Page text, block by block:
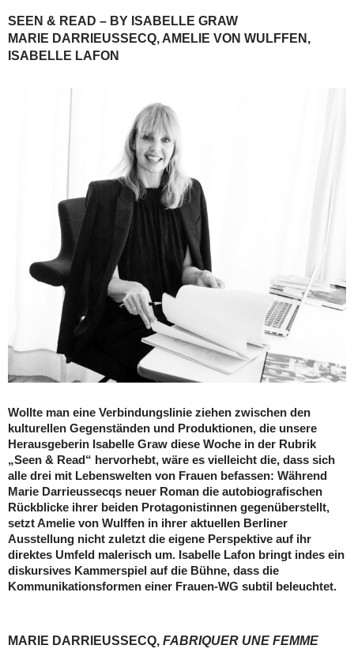
SEEN & READ – BY ISABELLE GRAW
MARIE DARRIEUSSECQ, AMELIE VON WULFFEN,
ISABELLE LAFON
Wollte man eine Verbindungslinie ziehen zwischen den
kulturellen Gegenständen und Produktionen, die unsere
Herausgeberin Isabelle Graw diese Woche in der Rubrik
„Seen & Read“ hervorhebt, wäre es vielleicht die, dass sich
alle drei mit Lebenswelten von Frauen befassen: Während
Marie Darrieussecqs neuer Roman die autobiografischen
Rückblicke ihrer beiden Protagonistinnen gegenüberstellt,
setzt Amelie von Wulffen in ihrer aktuellen Berliner
Ausstellung nicht zuletzt die eigene Perspektive auf ihr
direktes Umfeld malerisch um. Isabelle Lafon bringt indes ein
diskursives Kammerspiel auf die Bühne, dass die
Kommunikationsformen einer Frauen-WG subtil beleuchtet.
MARIE DARRIEUSSECQ, FABRIQUER UNE FEMME